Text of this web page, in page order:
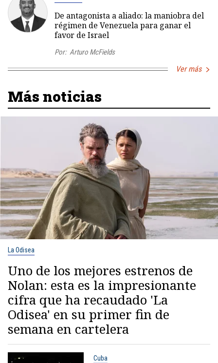
De antagonista a aliado: la maniobra del
régimen de Venezuela para ganar el
favor de Israel
Por: Arturo McFields
Ver más
Más noticias
La Odisea
Uno de los mejores estrenos de
Nolan: esta es la impresionante
cifra que ha recaudado 'La
Odisea' en su primer fin de
semana en cartelera
Cuba